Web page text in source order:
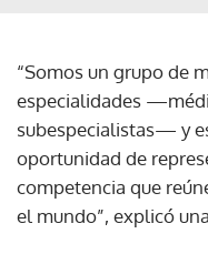
“Somos un grupo de
especialidades
subespecialistas— y
oportunidad de
competencia que
el mundo”, explicó